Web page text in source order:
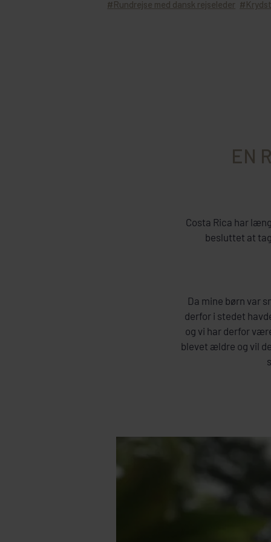
Rundrejse med dansk rejseleder
EN
Costa Rica har
besluttet at
Da mine børn var
derfor i stedet
og vi har derfor
blevet ældre og vil